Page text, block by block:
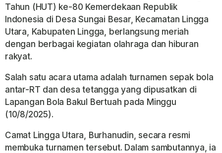
Tahun (HUT) ke-80 Kemerdekaan Republik
Indonesia di Desa Sungai Besar, Kecamatan Lingga
Utara, Kabupaten Lingga, berlangsung meriah
dengan berbagai kegiatan olahraga dan hiburan
rakyat.
Salah satu acara utama adalah turnamen sepak bola
antar-RT dan desa tetangga yang dipusatkan di
Lapangan Bola Bakul Bertuah pada Minggu
(10/8/2025).
Camat Lingga Utara, Burhanudin, secara resmi
membuka turnamen tersebut. Dalam sambutannya, ia